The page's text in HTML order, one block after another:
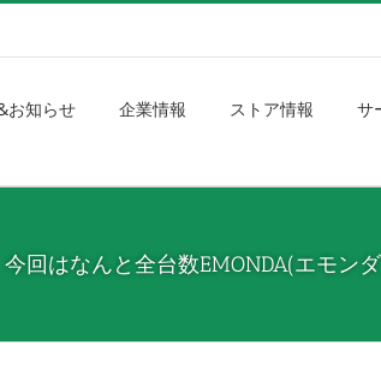
お知らせ 企業情報 ストア情報 サ
回はなんと全台数EMONDA(エモン